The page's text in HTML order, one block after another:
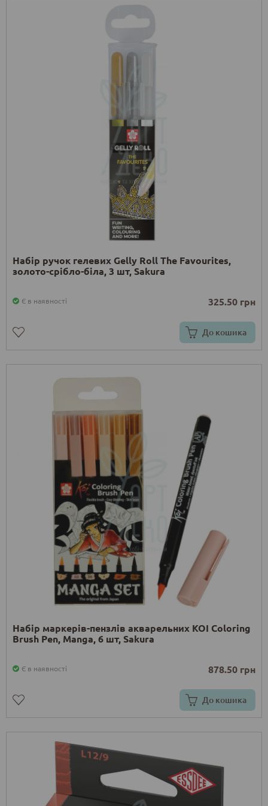
Набір ручок гелевих Gelly Roll The Favourites,
золото-срібло-біла, 3 шт, Sakura
Є в наявності 325.50 грн
До кошика
Набір маркерів-пензлів акварельних KOI Coloring
Brush Pen, Manga, 6 шт, Sakura
Є в наявності 878.50 грн
До кошика